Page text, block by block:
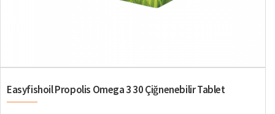
Easyfishoil Propolis Omega 3 30 Çiğnenebilir Tablet